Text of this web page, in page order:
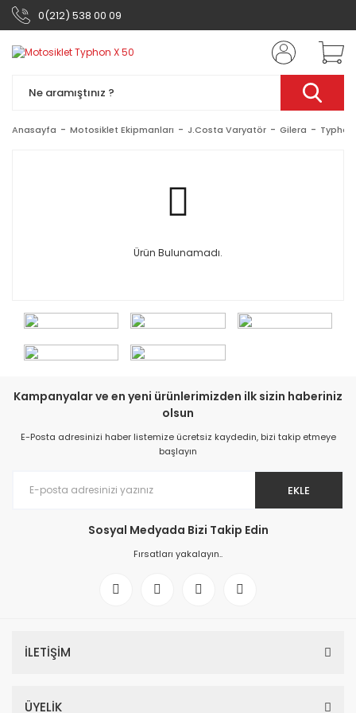
0(212) 538 00 09
Anasayfa Motosiklet Ekipmanları J.Costa Varyatör Gilera Typhon
Ürün Bulunamadı.
Kampanyalar ve en yeni ürünlerimizden ilk sizin haberiniz
olsun
E-Posta adresinizi haber listemize ücretsiz kaydedin, bizi takip etmeye
başlayın
EKLE
Sosyal Medyada Bizi Takip Edin
Fırsatları yakalayın..
İLETİŞİM
ÜYELİK